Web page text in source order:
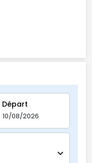
Départ